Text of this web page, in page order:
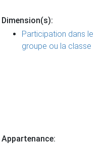
Dimension(s):
Participation dans le
groupe ou la classe
Appartenance: